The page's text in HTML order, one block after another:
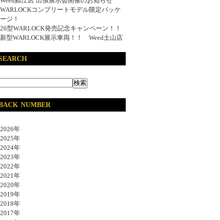
WARLOCKコンプリートモデル限定パッケ
ージ！
26型WARLOCK発売記念キャンペーン！！
新型WARLOCK展示車両！！ Weed土山店
NUMBER
年
年
年
年
年
年
年
年
年
年